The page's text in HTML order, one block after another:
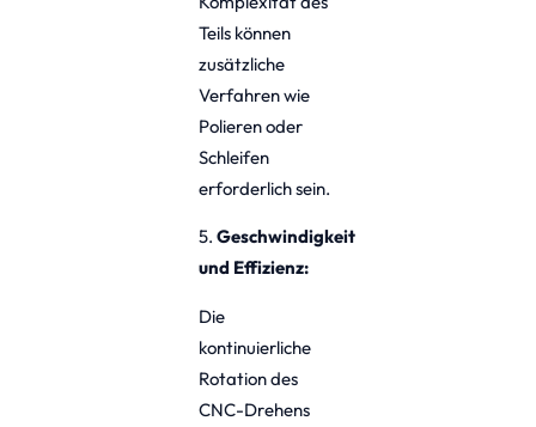
Teils können
zusätzliche
Verfahren wie
Polieren oder
Schleifen
erforderlich sein.
5. Geschwindigkeit
und Effizienz:
Die
kontinuierliche
Rotation des
CNC-Drehens